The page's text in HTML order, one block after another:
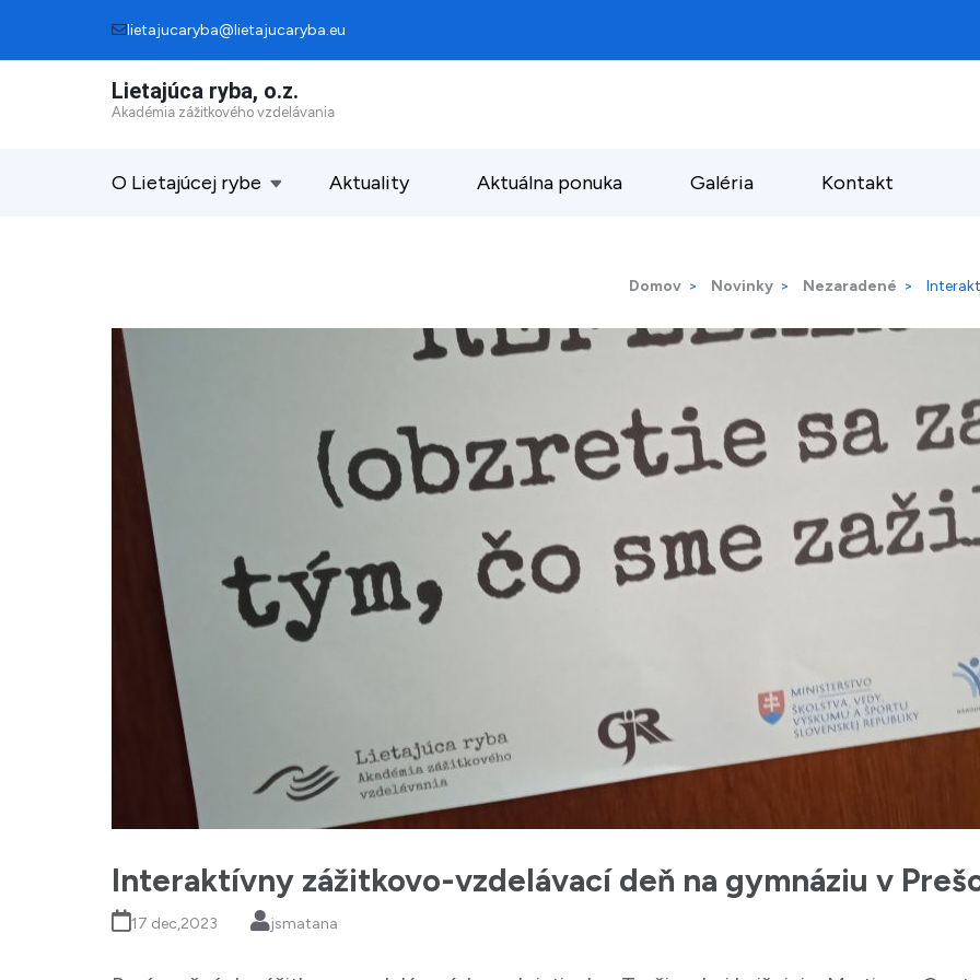
to
lietajucaryba@lietajucaryba.eu
Lietajúca ryba, o.z.
Akadémia zážitkového vzdelávania
O Lietajúcej rybe Aktuality Aktuálna ponuka Galéria Kontakt
Domov > Novinky > Nezaradené >
Interaktívny zážitkovo-vzdelávací deň na gymnáziu v
17 dec,2023 jsmatana